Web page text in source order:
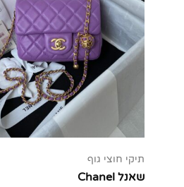
תיקי חוצי גוף
שאנל Chanel